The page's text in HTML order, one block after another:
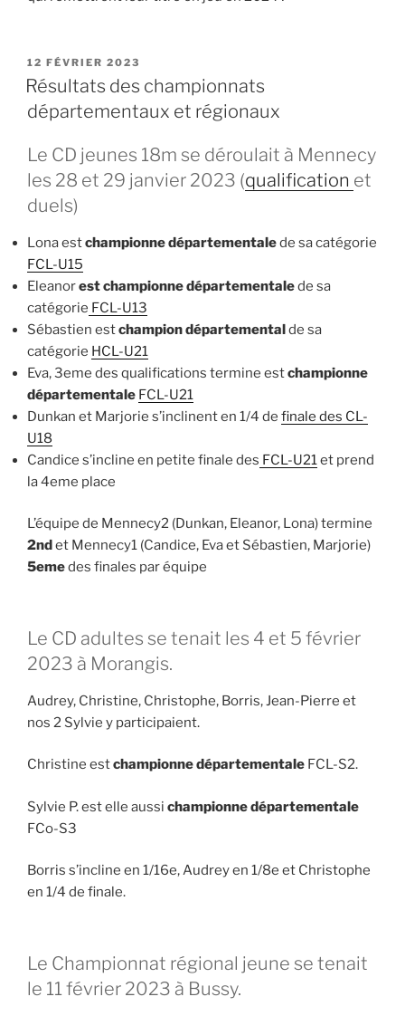
PUBLIÉ
LE
12 FÉVRIER 2023
Résultats des championnats
départementaux et régionaux
Le CD jeunes 18m se déroulait à Mennecy
les 28 et 29 janvier 2023 (qualification et
duels)
Lona estchampionne départementalede sa catégorie
FCL-U15
Eleanorest championne départementalede sa
catégorie FCL-U13
Sébastien estchampion départementalde sa
catégorie HCL-U21
Eva, 3eme des qualifications termine estchampionne
départementale FCL-U21
Dunkan et Marjorie s’inclinent en 1/4 de finale des CL-
U18
Candice s’incline en petite finale des FCL-U21et prend
la 4eme place
L’équipe de Mennecy2 (Dunkan, Eleanor, Lona) termine
2ndet Mennecy1 (Candice, Eva et Sébastien, Marjorie)
5emedes finales par équipe
Le CD adultes se tenait les 4 et 5 février
2023 à Morangis.
Audrey, Christine, Christophe, Borris, Jean-Pierre et
nos 2 Sylvie y participaient.
Christine estchampionne départementale FCL-S2.
Sylvie P. est elle aussi championne départementale
FCo-S3
Borris s’incline en 1/16e, Audrey en 1/8e et Christophe
en 1/4 de finale.
Le Championnat régional jeune se tenait
le 11 février 2023 à Bussy.